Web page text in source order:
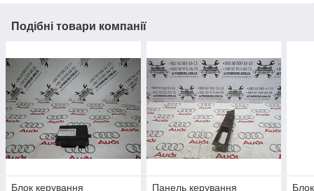
Подібні товари компанії
Блок керування
Панель керування